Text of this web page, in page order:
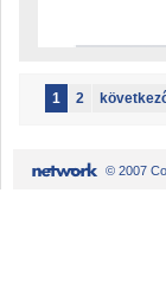
1 2
© 2007